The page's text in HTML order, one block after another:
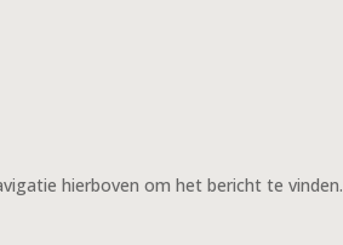
hierboven om het bericht te vinden.